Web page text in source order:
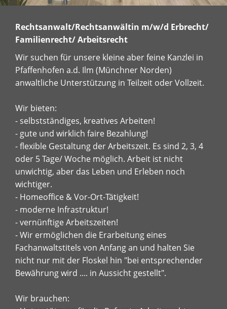
Rechtsanwalt/Rechtsanwältin m/w/d Erbrecht/
Familienrecht/ Arbeitsrecht
Wir suchen für unsere kleine aber feine Kanzlei in
Pfaffenhofen a.d. Ilm (Münchner Norden)
anwaltliche Unterstützung in Teilzeit oder Vollzeit.
Wir bieten:
- selbstständiges, kreatives Arbeiten!
- gute und wirklich faire Bezahlung!
- flexible Gestaltung der Arbeitszeit. Es sind 2, 3, 4
oder 5 Tage/ Woche möglich. Arbeit ist nicht
unwichtig, aber das Leben und Erleben noch
wichtiger.
- Homeoffice & Vor-Ort-Tätigkeit!
- moderne Infrastruktur!
- vernünftige Arbeitszeiten!
- Wir ermöglichen die Erarbeitung eines
Fachanwaltstitels von Anfang an und halten Sie
nicht nur mit der Floskel hin "bei entsprechender
Bewährung wird .... in Aussicht gestellt".
Wir brauchen: